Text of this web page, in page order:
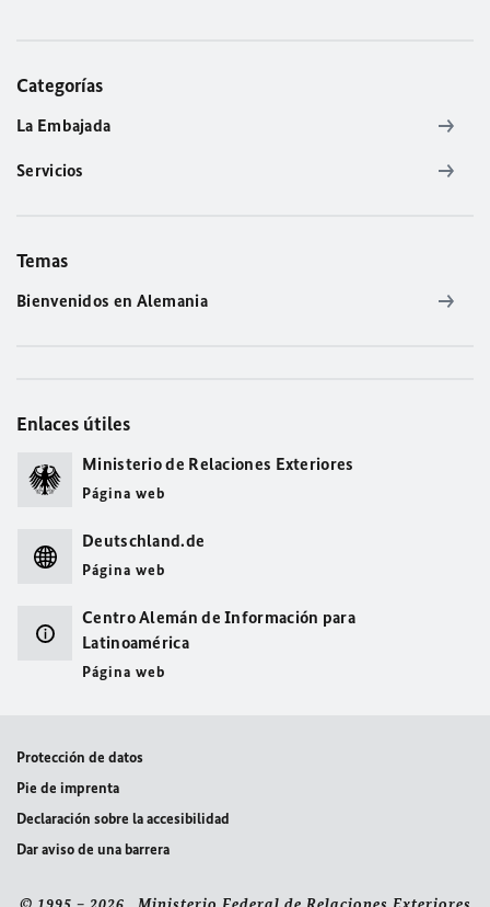
Categorías
La Embajada
Servicios
Temas
Bienvenidos en Alemania
Enlaces útiles
Ministerio de Relaciones Exteriores
Página web
Deutschland.de
Página web
Centro Alemán de Información para
Latinoamérica
Página web
Protección de datos
Pie de imprenta
Declaración sobre la accesibilidad
Dar aviso de una barrera